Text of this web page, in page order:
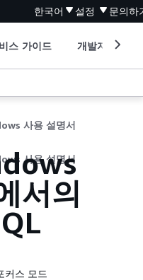
한국어 설정 문의하
스 가이드 개발자 도구
사용 설명서
사용 설명서
서의
커스 모드